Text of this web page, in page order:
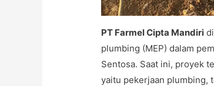
PT Farmel Cipta Mandiri
plumbing (MEP) dalam
Sentosa. Saat ini, proyek
yaitu pekerjaan plumbing,